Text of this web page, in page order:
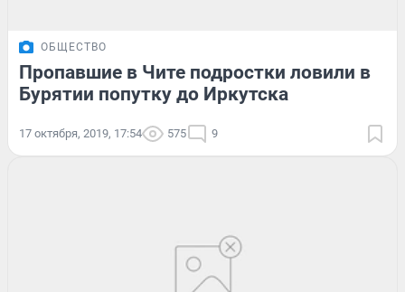
ОБЩЕСТВО
Пропавшие в Чите подростки ловили в
Бурятии попутку до Иркутска
17 октября, 2019, 17:54 575 9